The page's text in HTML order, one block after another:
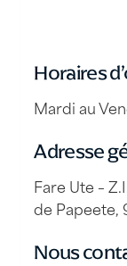
Horaires
Mardi au
Adresse
Fare Ute –
de Papeete,
Nous